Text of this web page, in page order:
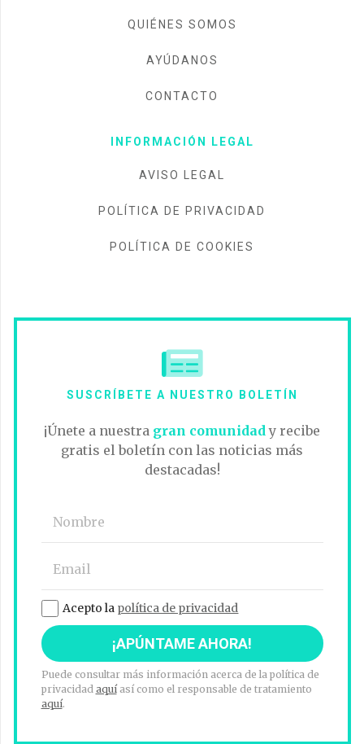
QUIÉNES SOMOS
AYÚDANOS
CONTACTO
INFORMACIÓN LEGAL
AVISO LEGAL
POLÍTICA DE PRIVACIDAD
POLÍTICA DE COOKIES
SUSCRÍBETE A NUESTRO BOLETÍN
¡Únete a nuestra gran comunidad y recibe
gratis el boletín con las noticias más
destacadas!
Acepto la política de privacidad
Puede consultar más información acerca de la política de
privacidad aquíasí como el responsable de tratamiento
aquí.